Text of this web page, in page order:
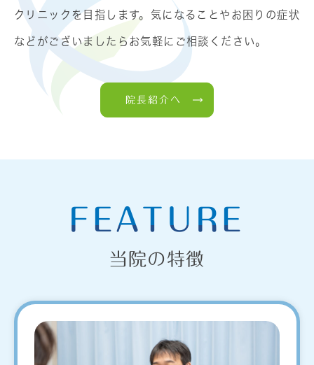
クリニックを目指します。気になることやお困りの症状
などがございましたらお気軽にご相談ください。
院長紹介へ
FEATURE
当院の特徴